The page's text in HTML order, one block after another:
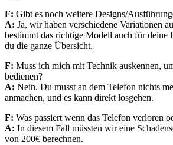
F: Gibt es noch weitere Designs/
A: Ja, wir haben verschiedene Variationen
bestimmt das richtige Modell auch für deine
du die ganze Übersicht.
F: Muss ich mich mit Technik auskennen,
bedienen?
A: Nein. Du musst an dem Telefon nichts
anmachen, und es kann direkt losgehen.
F: Was passiert wenn das Telefon verloren
A: In diesem Fall müssten wir eine
von 200€ berechnen.